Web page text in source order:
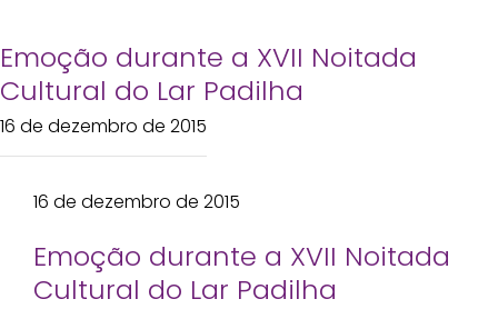
Emoção durante a XVII Noitada
Cultural do Lar Padilha
16 de dezembro de 2015
16 de dezembro de 2015
Emoção durante a XVII Noitada
Cultural do Lar Padilha